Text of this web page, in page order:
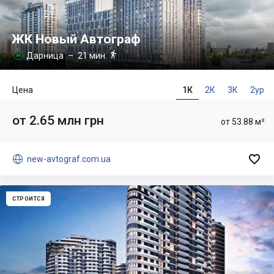
ЖК Новый Автограф
 Дарница– 21 мин.
1К 2К 3К 2ур
Цена
от 53.88 м²
от 2.65 млн грн
 new-avtograf.com.ua 
СТРОИТСЯ